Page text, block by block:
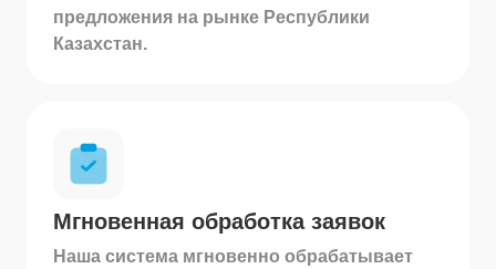
предложения на рынке Республики
Казахстан.
Мгновенная обработка заявок
Наша система мгновенно обрабатывает